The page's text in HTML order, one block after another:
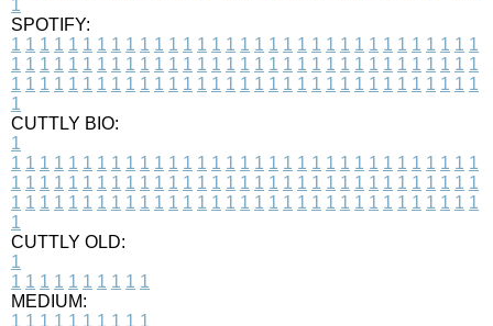
1
SPOTIFY:
1 1 1 1 1 1 1 1 1 1 1 1 1 1 1 1 1 1 1 1 1 1 1 1 1 1 1 1 1 1 1 1 1
1 1 1 1 1 1 1 1 1 1 1 1 1 1 1 1 1 1 1 1 1 1 1 1 1 1 1 1 1 1 1 1 1
1 1 1 1 1 1 1 1 1 1 1 1 1 1 1 1 1 1 1 1 1 1 1 1 1 1 1 1 1 1 1 1 1
1
CUTTLY BIO:
1
1 1 1 1 1 1 1 1 1 1 1 1 1 1 1 1 1 1 1 1 1 1 1 1 1 1 1 1 1 1 1 1 1
1 1 1 1 1 1 1 1 1 1 1 1 1 1 1 1 1 1 1 1 1 1 1 1 1 1 1 1 1 1 1 1 1
1 1 1 1 1 1 1 1 1 1 1 1 1 1 1 1 1 1 1 1 1 1 1 1 1 1 1 1 1 1 1 1 1
1
CUTTLY OLD:
1
1 1 1 1 1 1 1 1 1 1
MEDIUM:
1 1 1 1 1 1 1 1 1 1